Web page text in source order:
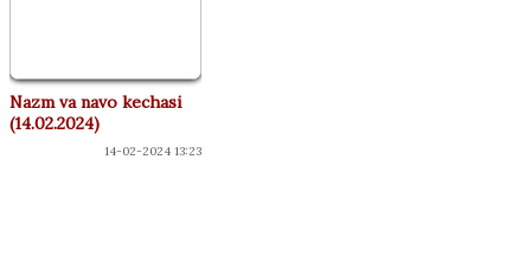
Nazm va navo kechasi
(14.02.2024)
14-02-2024 13:23